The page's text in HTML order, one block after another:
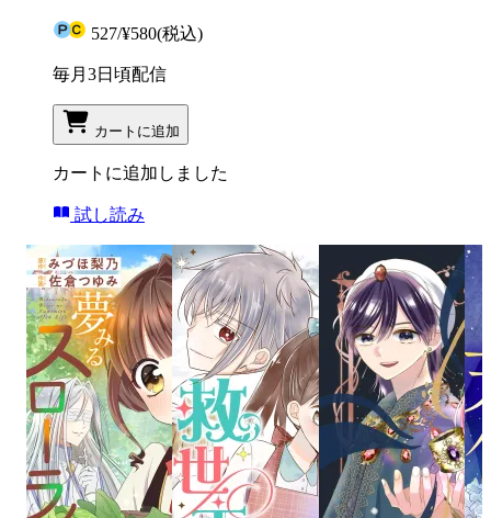
527/¥580(税込)
毎月3日頃配信
カートに追加
カートに追加しました
試し読み